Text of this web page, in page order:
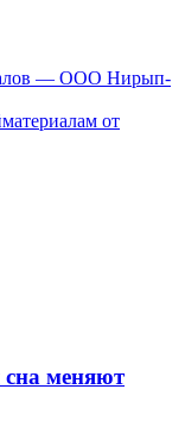
— ООО Нирып-
от
меняют